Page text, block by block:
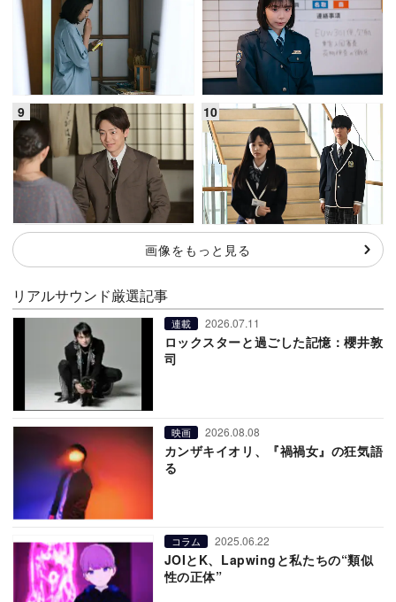
画像をもっと見る
リアルサウンド厳選記事
連載 2026.07.11
ロックスターと過ごした記憶：櫻井敦
司
映画 2026.08.08
カンザキイオリ、『禍禍女』の狂気語
る
コラム 2025.06.22
JOIとK、Lapwingと私たちの“類似
性の正体”